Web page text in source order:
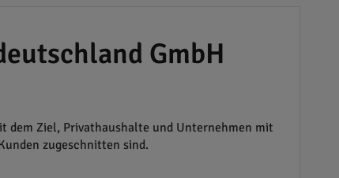
GmbH
dem Ziel, Privathaushalte und Unternehmen mit
zugeschnitten sind.